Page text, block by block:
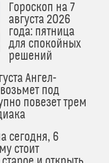
Гороскоп на 7
августа 2026
года: пятница
для спокойных
решений
Ангел-
под
повезет трем
сегодня, 6
стоит